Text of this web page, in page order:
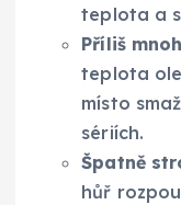
teplota a
Příliš
teplota
místo
sériích.
Špatně
hůř